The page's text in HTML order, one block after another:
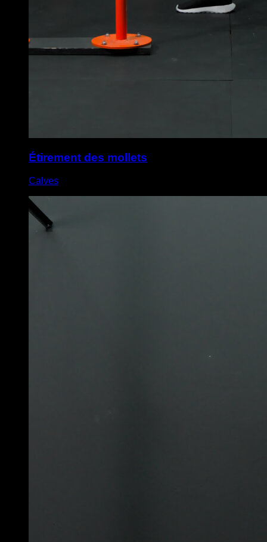
Étirement des mollets
Calves